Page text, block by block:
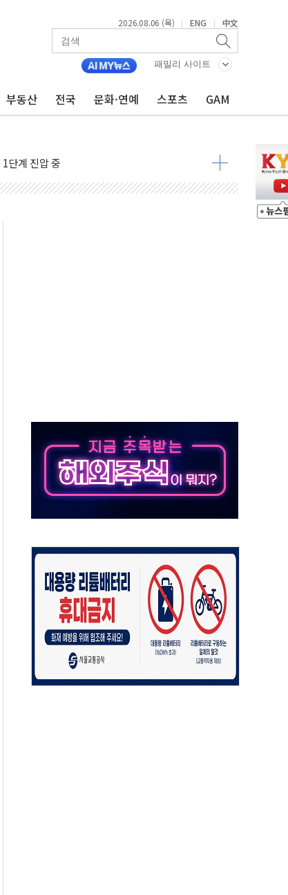
2026.08.06 (목) | ENG | 中文
패밀리 사이트
부동산 전국 문화·연예 스포츠 GAM
도어대시↑ VS 샌디스크·피그마·앱러빈↓
법·자본시장법 개정 논의"
안보 점검회의
개방 기대에 강세
리' 공격… 시민들 공포감 극대화 전략
기대감에 홀로 상한가…마진 잔액은 사상 최고
수위…숨은 차입이 더 큰 변수"
봉'의 대민 봉사
발 발사… 올해 10번째·42일 만 도발
위기… 반군·마약카르텔이 습득해 전투 활용
표면 부식 물질"
진화...외국인 노동자 숨져
최소화 '총력 대응'
스권…美 암호화폐 법안 처리 여부도 변수